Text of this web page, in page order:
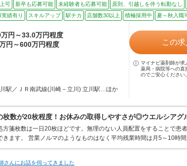
可 新卒も応募可能 未経験者も応募可能 原則、引越しを伴う転勤なし
績有り
スキルアップ 駅チカ 店舗数30以上 積極採用中 夏～秋入職
万円～33.0万円程度
円～600万円程度
川駅／ＪＲ南武線(川崎－立川) 立川駅…ほか
この
マイナビ薬剤師が求
薬局・病院等への直
のでご安心ください。
枚数が20枚程度！お休みの取得しやすさが◎ウエルシアグ
方箋枚数は一日20枚ほどです。無理のない人員配置をすることで患
きます。 営業ノルマのようなものはなく平均残業時間は月5～10時
さんにお話を伺ってきました